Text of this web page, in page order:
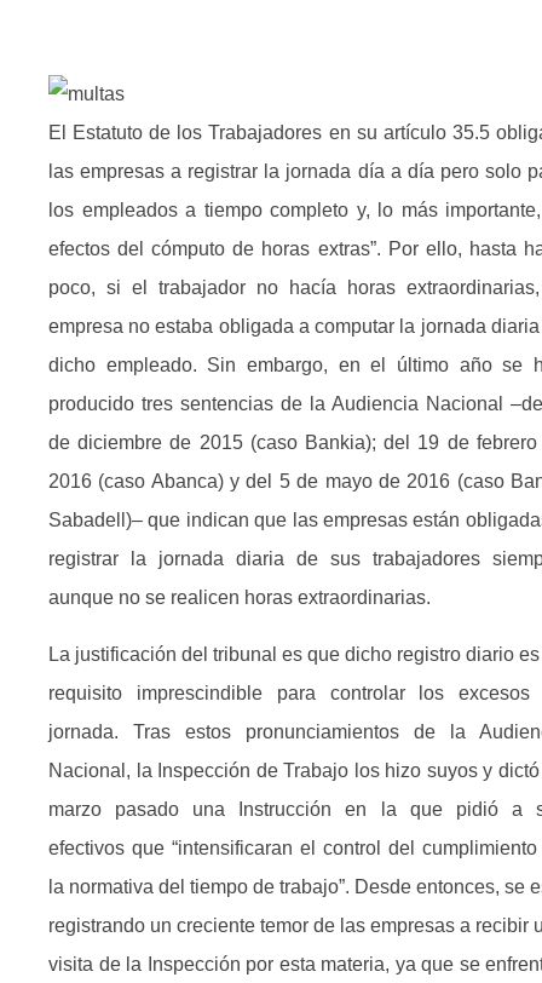
El Estatuto de los Trabajadores en su artículo 35.5
las empresas a registrar la jornada día a día pero solo
los empleados a tiempo completo y, lo más
efectos del cómputo de horas extras”. Por ello, hasta
poco, si el trabajador no hacía horas
empresa no estaba obligada a computar la jornada
dicho empleado. Sin embargo, en el último año se
producido tres sentencias de la Audiencia Nacional
de diciembre de 2015 (caso Bankia); del 19 de febrero
2016 (caso Abanca) y del 5 de mayo de 2016 (caso
Sabadell)– que indican que las empresas están
registrar la jornada diaria de sus trabajadores
aunque no se realicen horas extraordinarias.
La justificación del tribunal es que dicho registro diario
requisito imprescindible para controlar los excesos
jornada. Tras estos pronunciamientos de la
Nacional, la Inspección de Trabajo los hizo suyos y
marzo pasado una Instrucción en la que pidió a
efectivos que “intensificaran el control del
la normativa del tiempo de trabajo”. Desde entonces, se
registrando un creciente temor de las empresas a recibir
visita de la Inspección por esta materia, ya que se